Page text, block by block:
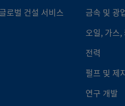
글로벌 건설 서비스
금속 및 광
오일, 가스,
전력
펄프 및 제
연구 개발